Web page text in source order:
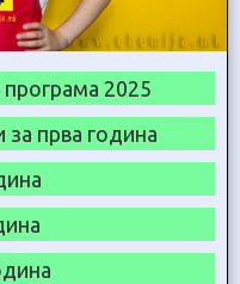
2025
за прва година